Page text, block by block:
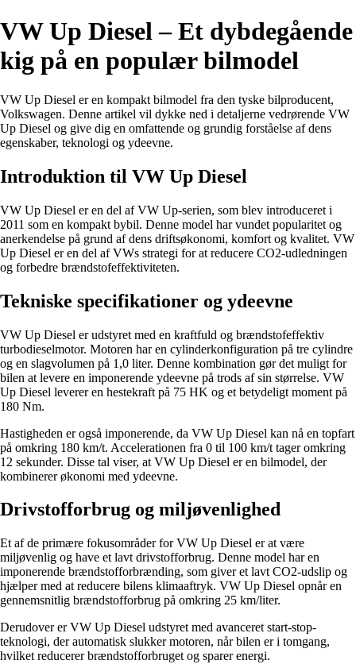
VW Up Diesel – Et dybdegående
kig på en populær bilmodel
VW Up Diesel er en kompakt bilmodel fra den tyske bilproducent,
Volkswagen. Denne artikel vil dykke ned i detaljerne vedrørende VW
Up Diesel og give dig en omfattende og grundig forståelse af dens
egenskaber, teknologi og ydeevne.
Introduktion til VW Up Diesel
VW Up Diesel er en del af VW Up-serien, som blev introduceret i
2011 som en kompakt bybil. Denne model har vundet popularitet og
anerkendelse på grund af dens driftsøkonomi, komfort og kvalitet. VW
Up Diesel er en del af VWs strategi for at reducere CO2-udledningen
og forbedre brændstofeffektiviteten.
Tekniske specifikationer og ydeevne
VW Up Diesel er udstyret med en kraftfuld og brændstofeffektiv
turbodieselmotor. Motoren har en cylinderkonfiguration på tre cylindre
og en slagvolumen på 1,0 liter. Denne kombination gør det muligt for
bilen at levere en imponerende ydeevne på trods af sin størrelse. VW
Up Diesel leverer en hestekraft på 75 HK og et betydeligt moment på
180 Nm.
Hastigheden er også imponerende, da VW Up Diesel kan nå en topfart
på omkring 180 km/t. Accelerationen fra 0 til 100 km/t tager omkring
12 sekunder. Disse tal viser, at VW Up Diesel er en bilmodel, der
kombinerer økonomi med ydeevne.
Drivstofforbrug og miljøvenlighed
Et af de primære fokusområder for VW Up Diesel er at være
miljøvenlig og have et lavt drivstofforbrug. Denne model har en
imponerende brændstofforbrænding, som giver et lavt CO2-udslip og
hjælper med at reducere bilens klimaaftryk. VW Up Diesel opnår en
gennemsnitlig brændstofforbrug på omkring 25 km/liter.
Derudover er VW Up Diesel udstyret med avanceret start-stop-
teknologi, der automatisk slukker motoren, når bilen er i tomgang,
hvilket reducerer brændstofforbruget og sparer energi.